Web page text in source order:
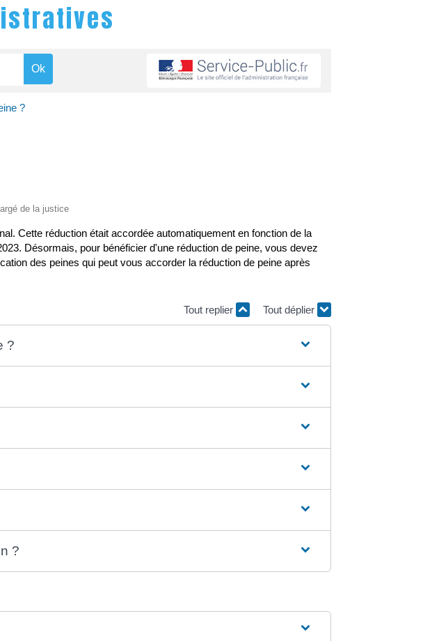
?
de la justice
Cette réduction était accordée automatiquement en fonction de la
Désormais, pour bénéficier d'une réduction de peine, vous devez
des peines qui peut vous accorder la réduction de peine après
Tout replier Tout déplier
?
?